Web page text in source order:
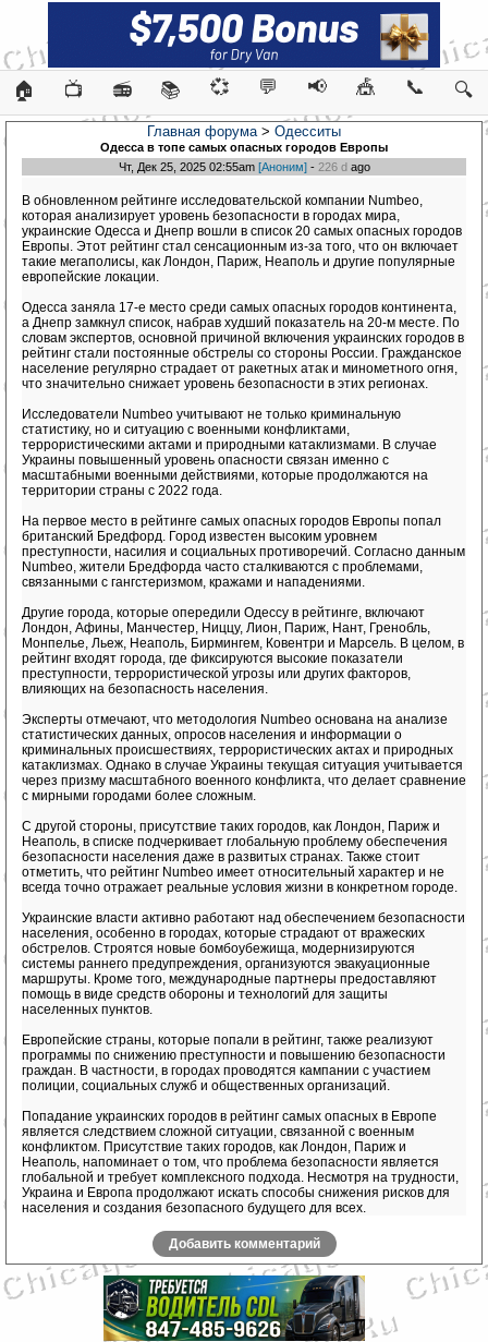
🏠 📺 📻 📚 💞 💬 📢 🎪 📞 🔍
Главная форума> Одесситы
Одесса в топе самых опасных городов Европы
Чт, Дек 25, 2025 02:55am [Аноним]- 226 dago
В обновленном рейтинге исследовательской компании Numbeo,
которая анализирует уровень безопасности в городах мира,
украинские Одесса и Днепр вошли в список 20 самых опасных городов
Европы. Этот рейтинг стал сенсационным из-за того, что он включает
такие мегаполисы, как Лондон, Париж, Неаполь и другие популярные
европейские локации.
Одесса заняла 17-е место среди самых опасных городов континента,
а Днепр замкнул список, набрав худший показатель на 20-м месте. По
словам экспертов, основной причиной включения украинских городов в
рейтинг стали постоянные обстрелы со стороны России. Гражданское
население регулярно страдает от ракетных атак и минометного огня,
что значительно снижает уровень безопасности в этих регионах.
Исследователи Numbeo учитывают не только криминальную
статистику, но и ситуацию с военными конфликтами,
террористическими актами и природными катаклизмами. В случае
Украины повышенный уровень опасности связан именно с
масштабными военными действиями, которые продолжаются на
территории страны с 2022 года.
На первое место в рейтинге самых опасных городов Европы попал
британский Бредфорд. Город известен высоким уровнем
преступности, насилия и социальных противоречий. Согласно данным
Numbeo, жители Бредфорда часто сталкиваются с проблемами,
связанными с гангстеризмом, кражами и нападениями.
Другие города, которые опередили Одессу в рейтинге, включают
Лондон, Афины, Манчестер, Ниццу, Лион, Париж, Нант, Гренобль,
Монпелье, Льеж, Неаполь, Бирмингем, Ковентри и Марсель. В целом, в
рейтинг входят города, где фиксируются высокие показатели
преступности, террористической угрозы или других факторов,
влияющих на безопасность населения.
Эксперты отмечают, что методология Numbeo основана на анализе
статистических данных, опросов населения и информации о
криминальных происшествиях, террористических актах и природных
катаклизмах. Однако в случае Украины текущая ситуация учитывается
через призму масштабного военного конфликта, что делает сравнение
с мирными городами более сложным.
С другой стороны, присутствие таких городов, как Лондон, Париж и
Неаполь, в списке подчеркивает глобальную проблему обеспечения
безопасности населения даже в развитых странах. Также стоит
отметить, что рейтинг Numbeo имеет относительный характер и не
всегда точно отражает реальные условия жизни в конкретном городе.
Украинские власти активно работают над обеспечением безопасности
населения, особенно в городах, которые страдают от вражеских
обстрелов. Строятся новые бомбоубежища, модернизируются
системы раннего предупреждения, организуются эвакуационные
маршруты. Кроме того, международные партнеры предоставляют
помощь в виде средств обороны и технологий для защиты
населенных пунктов.
Европейские страны, которые попали в рейтинг, также реализуют
программы по снижению преступности и повышению безопасности
граждан. В частности, в городах проводятся кампании с участием
полиции, социальных служб и общественных организаций.
Попадание украинских городов в рейтинг самых опасных в Европе
является следствием сложной ситуации, связанной с военным
конфликтом. Присутствие таких городов, как Лондон, Париж и
Неаполь, напоминает о том, что проблема безопасности является
глобальной и требует комплексного подхода. Несмотря на трудности,
Украина и Европа продолжают искать способы снижения рисков для
населения и создания безопасного будущего для всех.
Добавить комментарий